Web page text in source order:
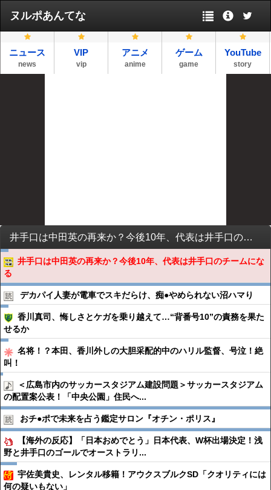
ヌルポあんてな
ニュース
news
VIP
vip
アニメ
anime
ゲーム
game
YouTube
story
井手口は中田英の再来か？今後10年、代表は井手口のチームになる
井手口は中田英の再来か？今後10年、代表は井手口のチームにな
る
デカパイ人妻が電車でスキだらけ、痴●︎やめられない沼ハマり
香川真司、悔しさとケガを乗り越えて…“背番号10”の責務を果た
せるか
名将！？本田、香川外しの大胆采配的中のハリル監督、号泣！絶
叫！
＜広島市内のサッカースタジアム建設問題＞サッカースタジアム
の配置案公表！「中央公園」住民へ...
おチ●︎ポで未来を占う鑑定サロン『オチン・ポリス』
【海外の反応】「日本おめでとう」日本代表、W杯出場決定！浅
野と井手口のゴールでオーストラリ...
宇佐美貴史、レンタル移籍！アウクスブルクSD「クオリティには
何の疑いもない」